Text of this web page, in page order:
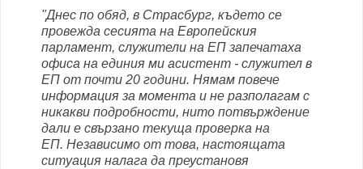
"Днес по обяд, в Страсбург, където се
провежда сесията на Европейския
парламент, служители на ЕП запечатаха
офиса на единия ми асистент - служител в
ЕП от почти 20 години. Нямам повече
информация за момента и не разполагам с
никакви подробности, нито потвърждение
дали е свързано текуща проверка на
ЕП. Независимо от това, настоящата
ситуация налага да преустановя